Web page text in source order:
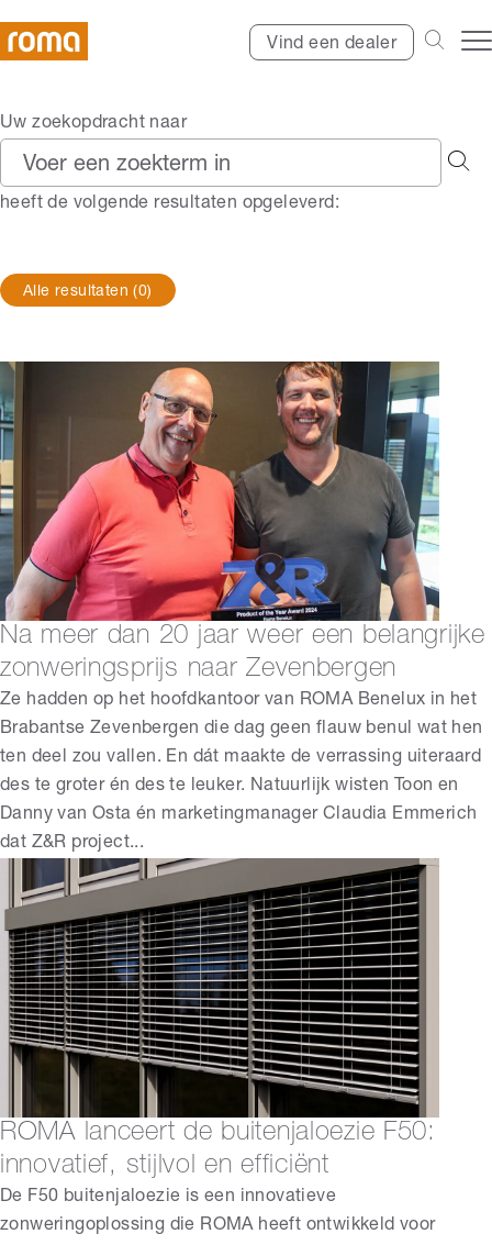
Vind een dealer
Uw zoekopdracht naar
heeft de volgende resultaten opgeleverd:
Alle resultaten(0)
Na meer dan 20 jaar weer een belangrijke
zonweringsprijs naar Zevenbergen
Ze hadden op het hoofdkantoor van ROMA Benelux in het
Brabantse Zevenbergen die dag geen flauw benul wat hen
ten deel zou vallen. En dát maakte de verrassing uiteraard
des te groter én des te leuker. Natuurlijk wisten Toon en
Danny van Osta én marketingmanager Claudia Emmerich
dat Z&R project...
ROMA lanceert de buitenjaloezie F50:
innovatief, stijlvol en efficiënt
De F50 buitenjaloezie is een innovatieve
zonweringoplossing die ROMA heeft ontwikkeld voor